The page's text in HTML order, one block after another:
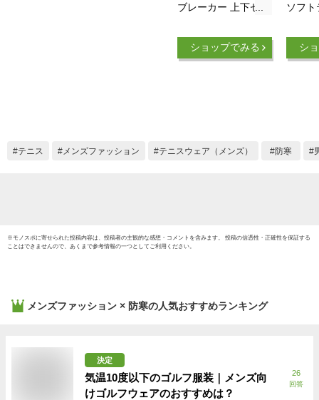
ブレーカー 上下セッ
地付ウィンドウォー
マーシャツ・パンツ
ショップでみる
ソフ
裏地付
ーマ
用]
シ
テニス メンズファッション テニスウェア（メンズ） 防寒
※モノスポに寄せられた投稿内容は、投稿者の主観的な感想・コメントを含みます。 投稿の信憑性・正確性を保証する
ことはできませんので、あくまで参考情報の一つとしてご利用ください。
メンズファッション × 防寒の人気おすすめランキング
決定
気温10度以下のゴルフ服装｜メンズ向
けゴルフウェアのおすすめは？
26
回答